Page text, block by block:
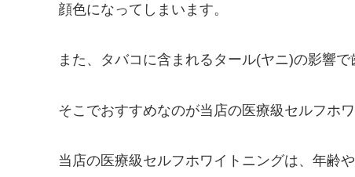
顔色になってしまいます。
また、タバコに含まれるタール(ヤニ)の影響
そこでおすすめなのが当店の医療級セルフホ
当店の医療級セルフホワイトニングは、年齢